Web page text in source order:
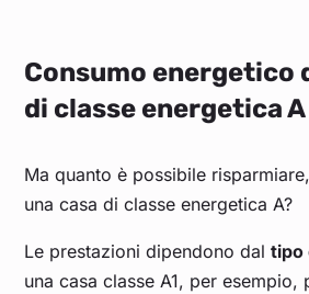
Consumo energetico
di classe energetica A
Ma quanto è possibile
una casa di classe energetica A?
Le prestazioni dipendono daltipo
una casa classe A1, per esempio,